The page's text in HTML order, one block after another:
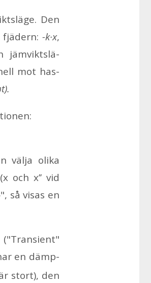
Den
-k·x,
jäm­viktslä­
mot has­
väl­ja oli­ka
och x’’ vid
så vi­sas en
en dämp­
stort), den